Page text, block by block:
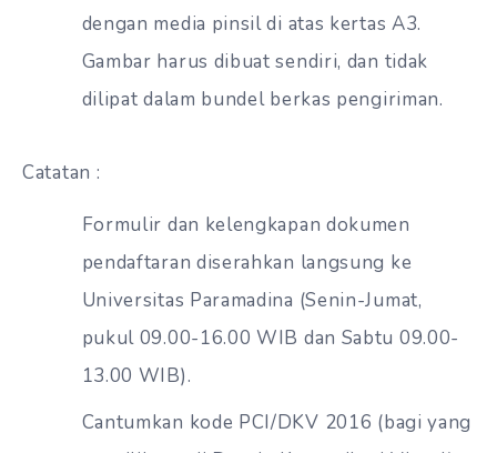
dengan media pinsil di atas kertas A3.
Gambar harus dibuat sendiri, dan tidak
dilipat dalam bundel berkas pengiriman.
Catatan :
Formulir dan kelengkapan dokumen
pendaftaran diserahkan langsung ke
Universitas Paramadina (Senin-Jumat,
pukul 09.00-16.00 WIB dan Sabtu 09.00-
13.00 WIB).
Cantumkan kode PCI/DKV 2016 (bagi yang